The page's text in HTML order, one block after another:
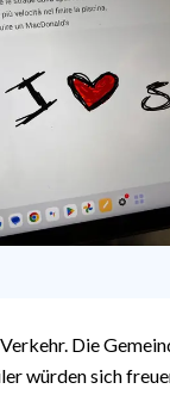
Die
würden sich